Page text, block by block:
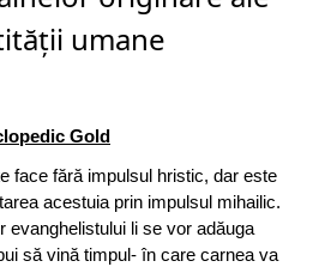
umane
Gold
face fără impulsul hristic, dar este
acestuia prin impulsul mihailic.
evanghelistului li se vor adăuga
să vină timpul- în care carnea va